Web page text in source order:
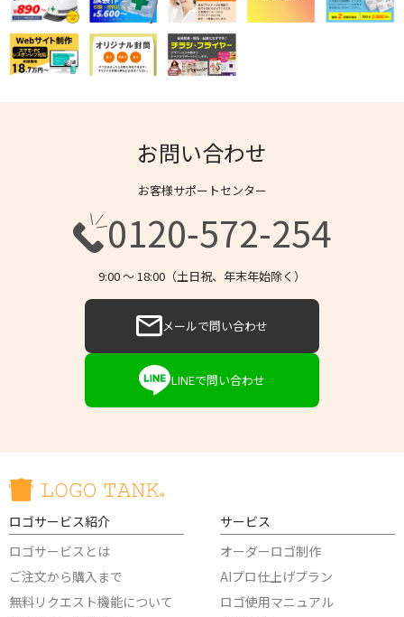
お問い合わせ
お客様サポートセンター
0120-572-254
9:00 〜 18:00（土日祝、年末年始除く）
メールで問い合わせ
LINEで問い合わせ
ロゴサービス紹介
ロゴサービスとは
ご注文から購入まで
無料リクエスト機能について
サービス
オーダーロゴ制作
AIプロ仕上げプラン
ロゴ使用マニュアル